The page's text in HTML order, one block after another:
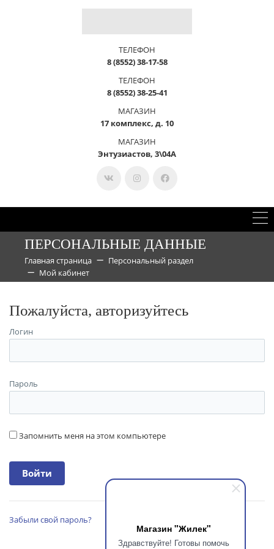
Магазин "Жилек"
Здравствуйте! Готовы помочь
ТЕЛЕФОН
8 (8552) 38-17-58
ТЕЛЕФОН
8 (8552) 38-25-41
МАГАЗИН
17 комплекс, д. 10
МАГАЗИН
Энтузиастов, 3\04А
ПЕРСОНАЛЬНЫЕ ДАННЫЕ
Главная страница
Персональный раздел
Мой кабинет
Пожалуйста, авторизуйтесь
Логин
Пароль
Запомнить меня на этом компьютере
Забыли свой пароль?